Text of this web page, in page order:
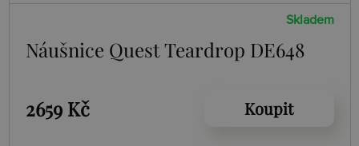
Skladem
Náušnice Quest Teardrop DE648
2659 Kč Koupit